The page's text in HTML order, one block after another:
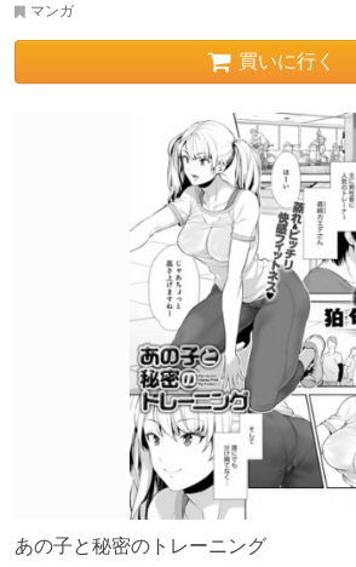
マンガ
買いに行く
あの子と秘密のトレーニング